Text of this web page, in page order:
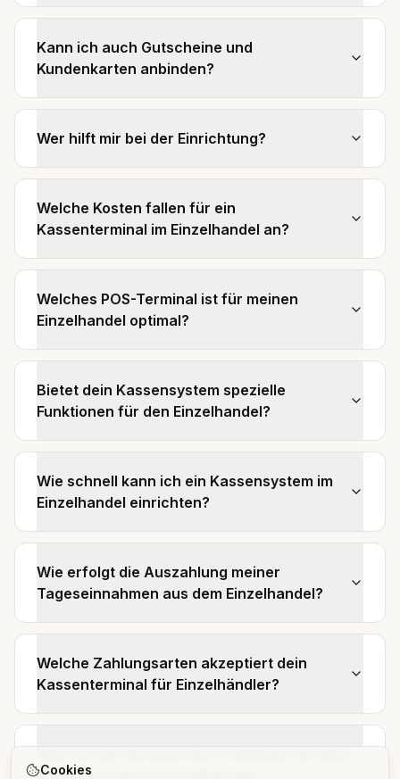
Kann ich auch Gutscheine und
Kundenkarten anbinden?
Wer hilft mir bei der Einrichtung?
Welche Kosten fallen für ein
Kassenterminal im Einzelhandel an?
Welches POS-Terminal ist für meinen
Einzelhandel optimal?
Bietet dein Kassensystem spezielle
Funktionen für den Einzelhandel?
Wie schnell kann ich ein Kassensystem im
Einzelhandel einrichten?
Wie erfolgt die Auszahlung meiner
Tageseinnahmen aus dem Einzelhandel?
Welche Zahlungsarten akzeptiert dein
Kassenterminal für Einzelhändler?
Kassensystem im Einzelhandel?
Cookies